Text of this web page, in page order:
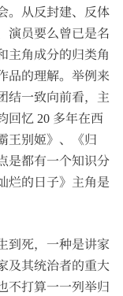
。从反封建、反体
演员要么曾已是名
主角成分的归类角
品的理解。举例来
结一致向前看，主
回忆 20 多年在西
王别姬》、《归
是都有一个知识分
烂的日子》主角是
到死，一种是讲家
及其统治者的重大
不打算一一列举归